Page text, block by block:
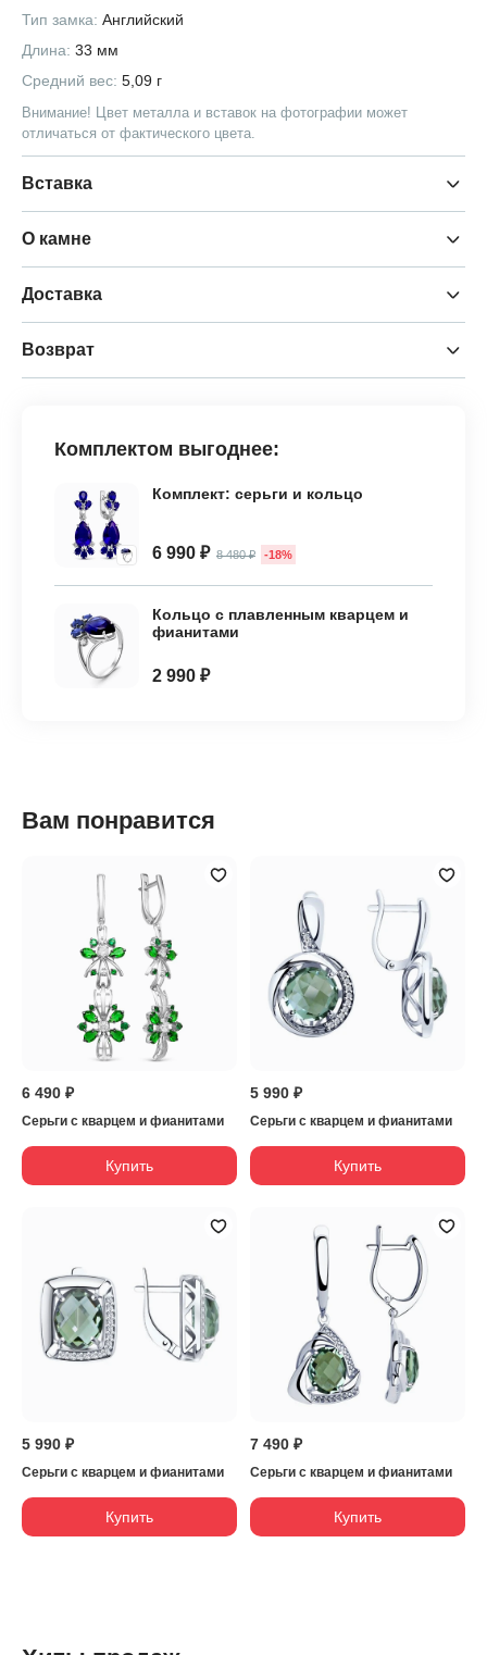
Тип замка: Английский
Длина: 33 мм
Средний вес: 5,09 г
Внимание! Цвет металла и вставок на фотографии может
отличаться от фактического цвета.
Вставка
О камне
Доставка
Возврат
Комплектом выгоднее:
Комплект: серьги и кольцо
6 990 ₽ 8 480 ₽ -18%
Кольцо с плавленным кварцем и
фианитами
2 990 ₽
Вам понравится
6 490 ₽
Серьги с кварцем и фианитами
Купить
5 990 ₽
Серьги с кварцем и фианитами
Купить
5 990 ₽
Серьги с кварцем и фианитами
Купить
7 490 ₽
Серьги с кварцем и фианитами
Купить